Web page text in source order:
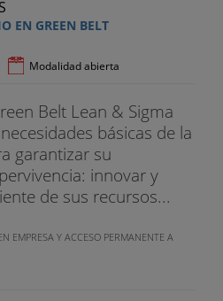
EN GREEN BELT
Modalidad abierta
Belt Lean & Sigma
básicas de la
garantizar su
innovar y
de sus recursos...
EMPRESA Y ACCESO PERMANENTE A